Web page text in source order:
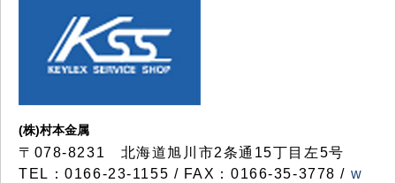
(株)村本金属
〒078-8231 北海道旭川市2条通15丁目左5号
TEL：0166-23-1155 / FAX：0166-35-3778 / w